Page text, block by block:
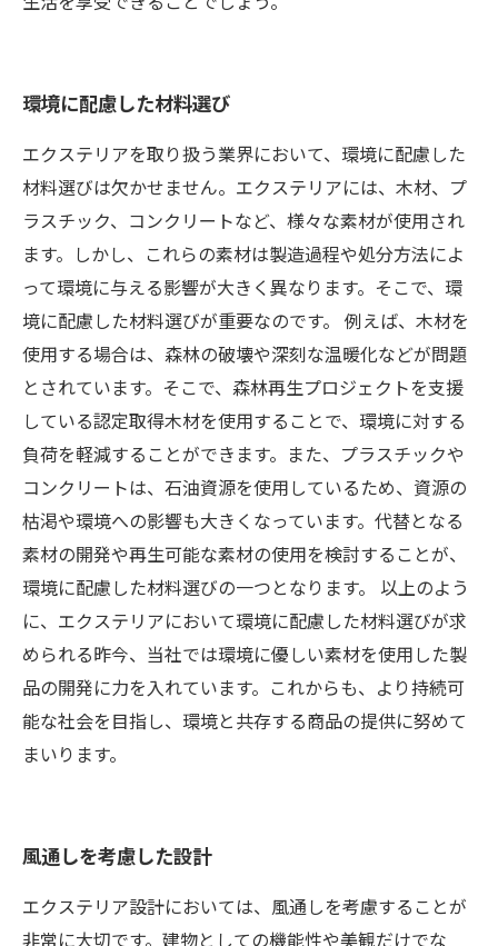
環境に配慮した材料選び
エクステリアを取り扱う業界において、環境に配慮した
材料選びは欠かせません。エクステリアには、木材、プ
ラスチック、コンクリートなど、様々な素材が使用され
ます。しかし、これらの素材は製造過程や処分方法によ
って環境に与える影響が大きく異なります。そこで、環
境に配慮した材料選びが重要なのです。 例えば、木材を
使用する場合は、森林の破壊や深刻な温暖化などが問題
とされています。そこで、森林再生プロジェクトを支援
している認定取得木材を使用することで、環境に対する
負荷を軽減することができます。また、プラスチックや
コンクリートは、石油資源を使用しているため、資源の
枯渇や環境への影響も大きくなっています。代替となる
素材の開発や再生可能な素材の使用を検討することが、
環境に配慮した材料選びの一つとなります。 以上のよう
に、エクステリアにおいて環境に配慮した材料選びが求
められる昨今、当社では環境に優しい素材を使用した製
品の開発に力を入れています。これからも、より持続可
能な社会を目指し、環境と共存する商品の提供に努めて
まいります。
風通しを考慮した設計
エクステリア設計においては、風通しを考慮することが